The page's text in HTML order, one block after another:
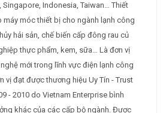
Singapore, Indonesia, Taiwan… Thiết
máy móc thiết bị cho ngành lạnh công
hải sản, chế biến cấp đông rau củ
thực phẩm, kem, sữa… Là đơn vị
mới trong lĩnh vực điện lạnh công
vị đạt được thương hiệu Uy Tín - Trust
- 2010 do Vietnam Enterprise bình
khác của các cấp bộ ngành. Được